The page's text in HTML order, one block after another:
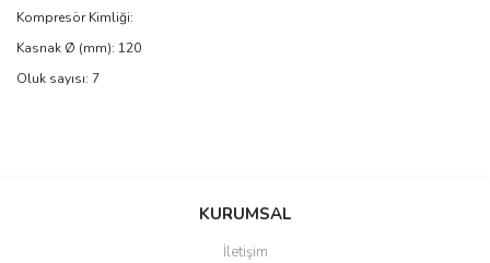
Kompresör Kimliği:
Kasnak Ø (mm): 120
Oluk sayısı: 7
Bu ürüne ilk yorumu siz yapın!
KURUMSAL
İletişim